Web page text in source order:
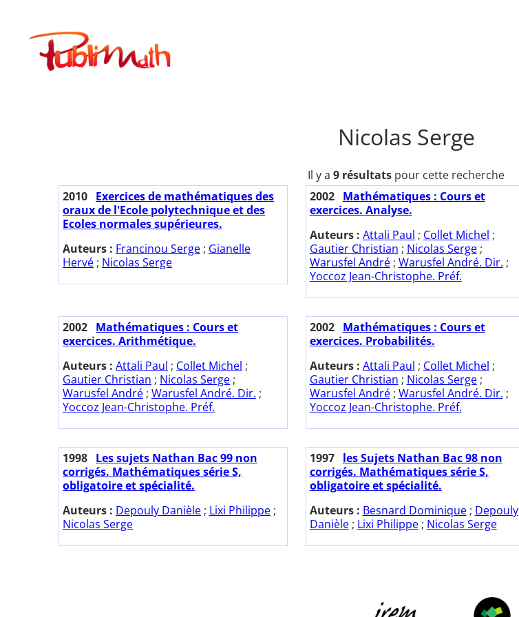
contenuPublimath
Nicolas Serge
Il y a 9 résultats pour cette recherche
2010 Exercices de mathématiques des
oraux de l'Ecole polytechnique et des
Ecoles normales supérieures.
Auteurs : Francinou Serge ; Gianelle
Hervé ; Nicolas Serge
2002
Mathématiques : Cours et
exercices. Analyse.
Auteurs : Attali Paul ; Collet Michel ;
Gautier Christian ; Nicolas Serge;
Warusfel André; Warusfel André. Dir. ;
Yoccoz Jean-Christophe. Préf.
2002 Mathématiques : Cours et
exercices. Arithmétique.
Auteurs : Attali Paul ; Collet Michel ;
Gautier Christian ; Nicolas Serge ;
Warusfel André ; Warusfel André. Dir. ;
Yoccoz Jean-Christophe. Préf.
2002
Mathématiques : Cours et
exercices. Probabilités.
Auteurs : Attali Paul ; Collet Michel ;
Gautier Christian ; Nicolas Serge;
Warusfel André; Warusfel André. Dir. ;
Yoccoz Jean-Christophe. Préf.
1998 Les sujets Nathan Bac 99 non
corrigés. Mathématiques série S,
obligatoire et spécialité.
Auteurs : Depouly Danièle ; Lixi Philippe ;
Nicolas Serge
1997
les Sujets Nathan Bac 98 non
corrigés. Mathématiques série S,
obligatoire et spécialité.
Auteurs : Besnard Dominique; Depouly
Danièle; Lixi Philippe; Nicolas Serge